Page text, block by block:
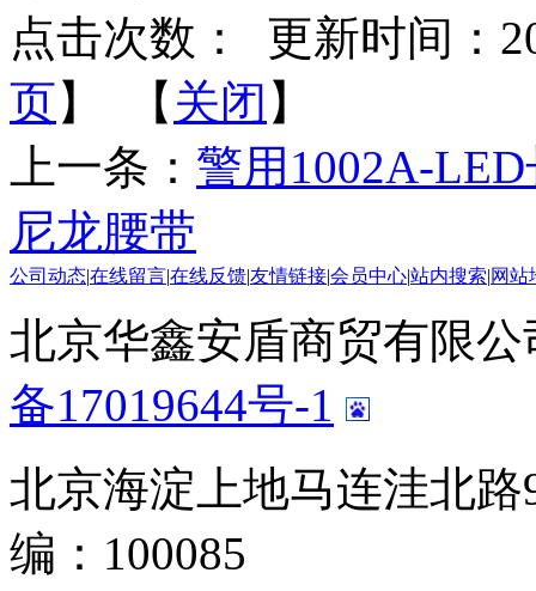
点击次数：
更新时间：
页】 【 关闭 】
上一条： 警用1002A-
尼龙腰带
公司动态|在线留言|在线反馈|友情链接|会员中心|站内搜索|网站
北京华鑫安盾商贸有限
备17019644号-1
北京海淀上地马连洼北
编：100085